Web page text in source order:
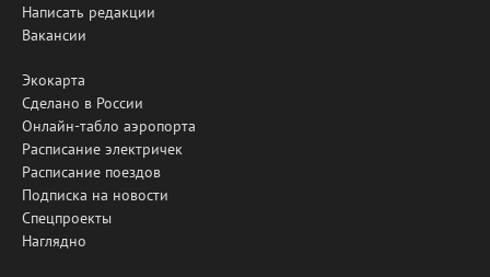
Написать редакции
Вакансии
Экокарта
Сделано в России
Онлайн-табло аэропорта
Расписание электричек
Расписание поездов
Подписка на новости
Спецпроекты
Наглядно